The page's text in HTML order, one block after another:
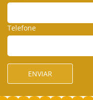
Telefone
ENVIAR